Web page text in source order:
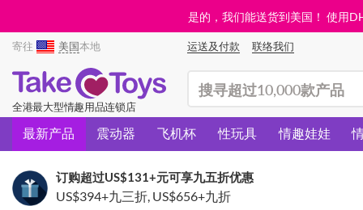
是的，我们能送货到美国！ 使用
寄往 美国本地 运送及付款 联络我们
全港最大型情趣用品连锁店
最新产品 震动器 飞机杯 性玩具 情趣娃娃
订购超过US$131+元可享九五折优惠
US$394+九三折, US$656+九折